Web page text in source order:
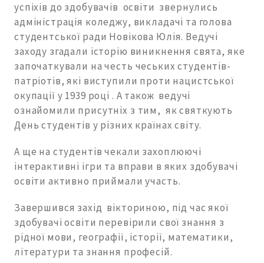
успіхів до здобувачів освіти звернулись
адміністрація коледжу, викладачі та голова
студентської ради Новікова Юлія. Ведучі
заходу згадали історію виникнення свята, яке
започаткували на честь чеських студентів-
патріотів, які виступили проти нацистської
окупації у 1939 році . А також ведучі
ознайомили присутніх з тим, як святкують
День студентів у різних країнах світу.
А ще на студентів чекали захоплюючі
інтерактивні ігри та вправи в яких здобувачі
освіти активно приймали участь.
Завершився захід вікториною, під час якої
здобувачі освіти перевірили свої знання з
рідної мови, географії, історії, математики,
літератури та знання професій.